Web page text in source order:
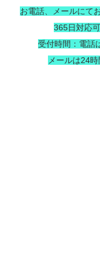
お電話、メールにて
365日対応可
受付時間：電話
メールは24